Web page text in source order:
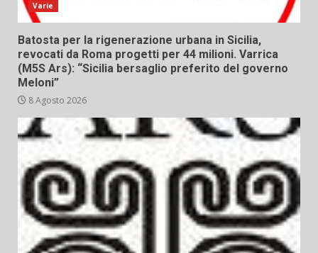
Varie
Batosta per la rigenerazione urbana in Sicilia,
revocati da Roma progetti per 44 milioni. Varrica
(M5S Ars): “Sicilia bersaglio preferito del governo
Meloni”
8 Agosto 2026